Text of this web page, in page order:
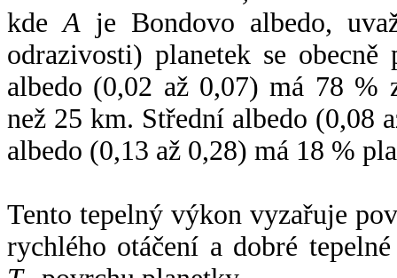
kdeA je Bondovo albedo,
odrazivosti) planetek se
albedo (0,02 až 0,07) má 78 %
než 25 km. Střední albedo (0,08
albedo (0,13 až 0,28) má 18 %
Tento tepelný výkon vyzařuje
rychlého otáčení a dobré